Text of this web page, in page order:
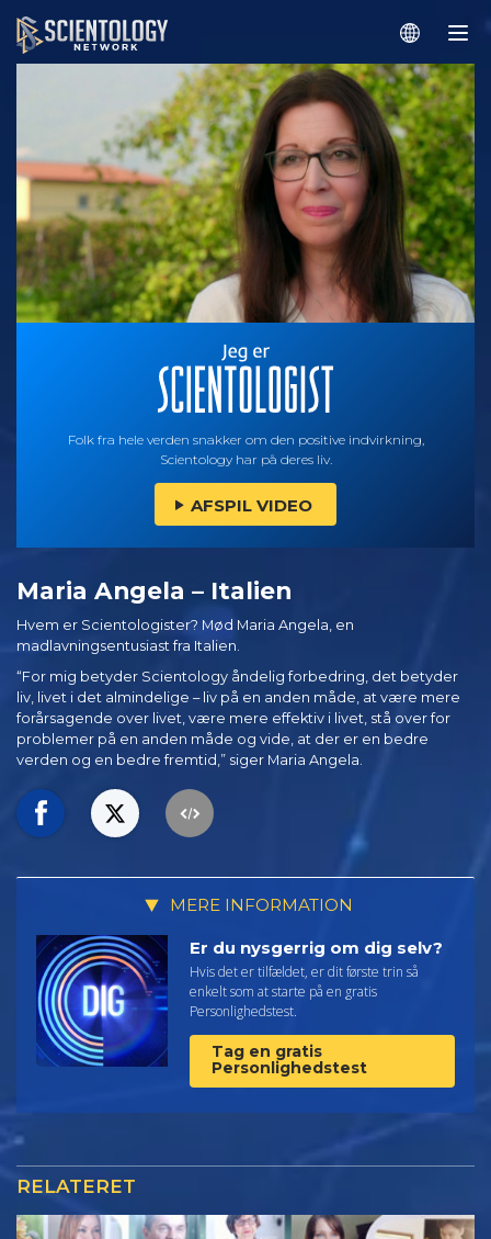
Folk fra hele verden snakker om den positive indvirkning,
Scientology har på deres liv.
AFSPIL VIDEO
Maria Angela – Italien
Hvem er Scientologister? Mød Maria Angela, en
madlavningsentusiast fra Italien.
“For mig betyder Scientology åndelig forbedring, det betyder
liv, livet i det almindelige – liv på en anden måde, at være mere
forårsagende over livet, være mere effektiv i livet, stå over for
problemer på en anden måde og vide, at der er en bedre
verden og en bedre fremtid,” siger Maria Angela.
MERE INFORMATION
Er du nysgerrig om dig selv?
Hvis det er tilfældet, er dit første trin så
enkelt som at starte på en gratis
Personlighedstest.
Tag en gratis
Personlighedstest
RELATERET